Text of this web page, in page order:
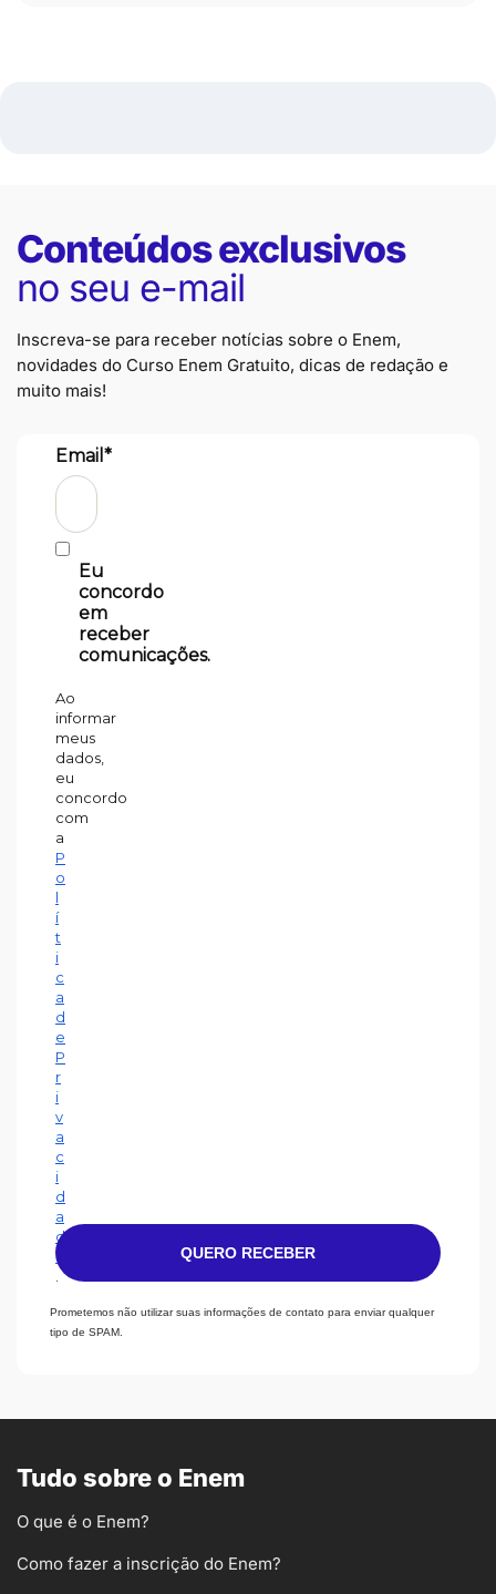
Conteúdos exclusivos
no seu e-mail
Inscreva-se para receber notícias sobre o Enem,
novidades do Curso Enem Gratuito, dicas de redação e
muito mais!
Email*
Eu
concordo
em
receber
comunicações.
Ao
informar
meus
dados,
eu
concordo
com
a
P
o
l
í
t
i
c
a
d
e
P
r
i
v
a
c
i
d
a
d
e
QUERO RECEBER
Prometemos não utilizar suas informações de contato para enviar qualquer
tipo de SPAM.
Tudo sobre o Enem
O que é o Enem?
Como fazer a inscrição do Enem?